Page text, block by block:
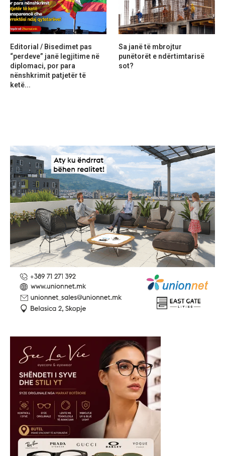
Editorial / Bisedimet pas
“perdeve” janë legjitime në
diplomaci, por para
nënshkrimit patjetër të
ketë...
Sa janë të mbrojtur
punëtorët e ndërtimtarisë
sot?